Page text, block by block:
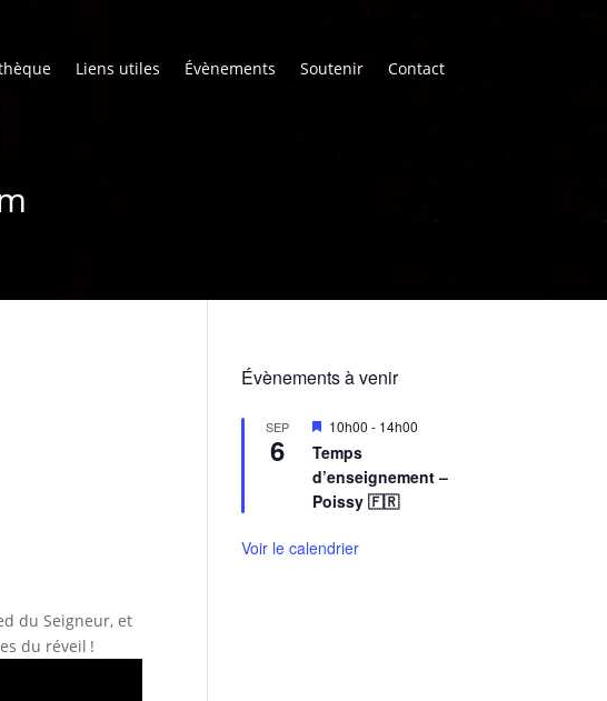
Liens utiles Évènements Soutenir Contact
du Seigneur, et
du réveil !
Évènements à venir
SEP
6
M
s
e
n
a
a
10h00 - 14h00
Temps
d’enseignement –
Poissy 🇫🇷
Voir le calendrier